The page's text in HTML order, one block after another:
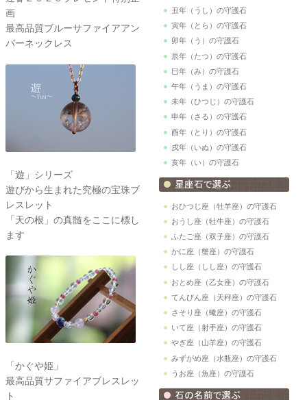
画
最高品質ブルーサファイアアン
バーネックレス
「遊」シリーズ
遊びから生まれた究極の宝珠ブ
レスレット
「天の根」の真髄をここに標し
ます
「かぐや姫」
最高品質サファイアブレスレッ
ト
丑年（うし）の守護石
寅年（とら）の守護石
卯年（う）の守護石
辰年（たつ）の守護石
巳年（み）の守護石
午年（うま）の守護石
未年（ひつじ）の守護石
申年（さる）の守護石
酉年（とり）の守護石
戌年（いぬ）の守護石
亥年（い）の守護石
おひつじ座（牡羊座）の守護石
おうし座（牡牛座）の守護石
ふたご座（双子座）の守護石
かに座（蟹座）の守護石
しし座（しし座）の守護石
おとめ座（乙女座）の守護石
てんびん座（天秤座）の守護石
さそり座（蠍座）の守護石
いて座（射手座）の守護石
やぎ座（山羊座）の守護石
みずがめ座（水瓶座）の守護石
うお座（魚座）の守護石